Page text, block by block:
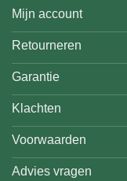
Mijn account
Retourneren
Garantie
Klachten
Voorwaarden
Advies vragen